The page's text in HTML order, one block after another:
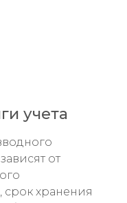
учета
от
хранения